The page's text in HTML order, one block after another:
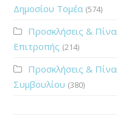
Δημοσίου Τομέα (574)
Προσκλήσεις &
Επιτροπής (214)
Προσκλήσεις &
Συμβουλίου (380)